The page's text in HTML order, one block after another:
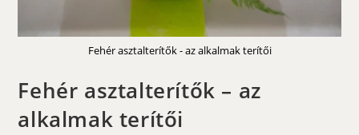
Fehér asztalterítők - az alkalmak terítői
Fehér asztalterítők – az
alkalmak terítői